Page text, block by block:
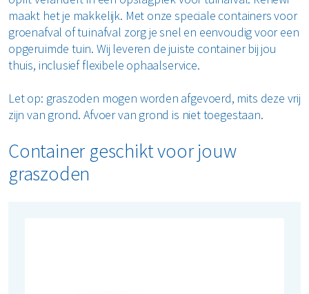
maakt het je makkelijk. Met onze speciale containers voor
groenafval of tuinafval zorg je snel en eenvoudig voor een
opgeruimde tuin. Wij leveren de juiste container bij jou
thuis, inclusief flexibele ophaalservice.
Let op: graszoden mogen worden afgevoerd, mits deze vrij
zijn van grond. Afvoer van grond is niet toegestaan.
Container geschikt voor jouw
graszoden